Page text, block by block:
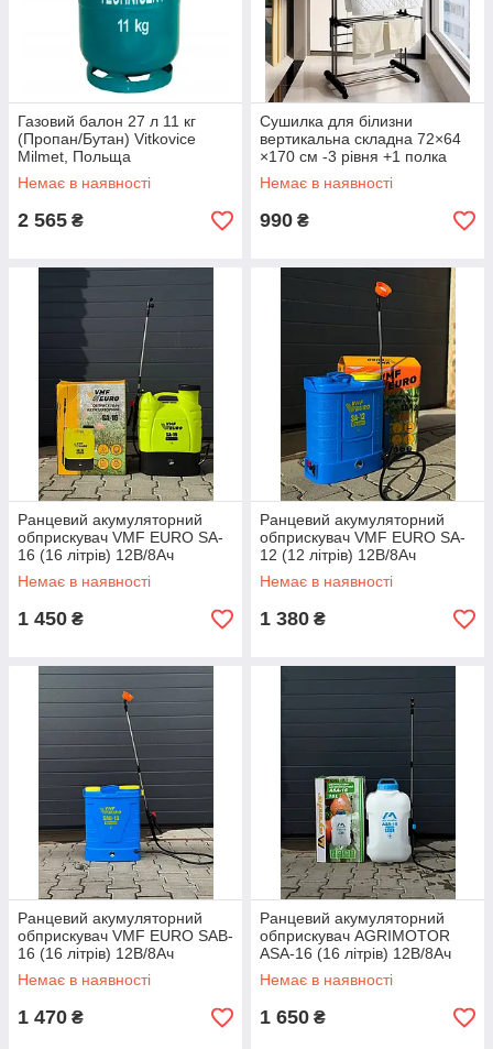
Газовий балон 27 л 11 кг
(Пропан/Бутан) Vitkovice
Milmet, Польща
Немає в наявності
2 565 ₴
Сушилка для білизни
вертикальна складна 72×64
×170 см -3 рівня +1 полка
для взуття сіра Польща
арт.G1127
Немає в наявності
990 ₴
Ранцевий акумуляторний
обприскувач VMF EURO SA-
16 (16 літрів) 12В/8Ач
Немає в наявності
1 450 ₴
Ранцевий акумуляторний
обприскувач VMF EURO SA-
12 (12 літрів) 12В/8Ач
Немає в наявності
1 380 ₴
Ранцевий акумуляторний
обприскувач VMF EURO SAB-
16 (16 літрів) 12В/8Ач
Немає в наявності
1 470 ₴
Ранцевий акумуляторний
обприскувач AGRIMOTOR
ASA-16 (16 літрів) 12В/8Ач
Немає в наявності
1 650 ₴